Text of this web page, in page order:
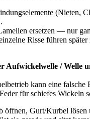
(Nieten,
ersetzen — nur
Risse führen
Aufwickelwelle / Welle
kann eine falsche
für schiefes Wickeln
öffnen, Gurt/Kurbel lösen